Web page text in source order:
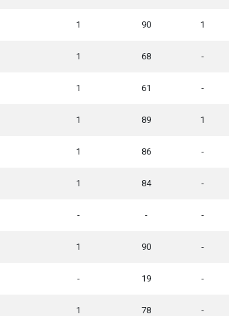
1 90 1
1 68 -
1 61 -
1 89 1
1 86 -
1 84 -
- - -
1 90 -
- 19 -
1 78 -